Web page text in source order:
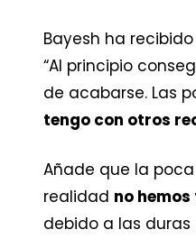
Bayesh ha
“Al principio
de acabarse. Las
tengo con otros
Añade que la
realidad no
debido a las